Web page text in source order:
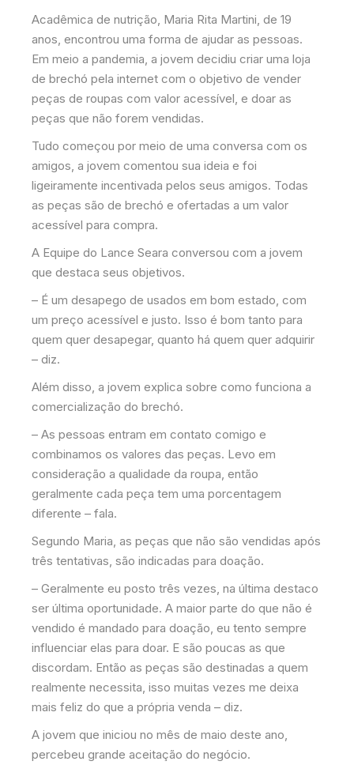
Acadêmica de nutrição, Maria Rita Martini, de 19
anos, encontrou uma forma de ajudar as pessoas.
Em meio a pandemia, a jovem decidiu criar uma loja
de brechó pela internet com o objetivo de vender
peças de roupas com valor acessível, e doar as
peças que não forem vendidas.
Tudo começou por meio de uma conversa com os
amigos, a jovem comentou sua ideia e foi
ligeiramente incentivada pelos seus amigos. Todas
as peças são de brechó e ofertadas a um valor
acessível para compra.
A Equipe do Lance Seara conversou com a jovem
que destaca seus objetivos.
– É um desapego de usados em bom estado, com
um preço acessível e justo. Isso é bom tanto para
quem quer desapegar, quanto há quem quer adquirir
– diz.
Além disso, a jovem explica sobre como funciona a
comercialização do brechó.
– As pessoas entram em contato comigo e
combinamos os valores das peças. Levo em
consideração a qualidade da roupa, então
geralmente cada peça tem uma porcentagem
diferente – fala.
Segundo Maria, as peças que não são vendidas após
três tentativas, são indicadas para doação.
– Geralmente eu posto três vezes, na última destaco
ser última oportunidade. A maior parte do que não é
vendido é mandado para doação, eu tento sempre
influenciar elas para doar. E são poucas as que
discordam. Então as peças são destinadas a quem
realmente necessita, isso muitas vezes me deixa
mais feliz do que a própria venda – diz.
A jovem que iniciou no mês de maio deste ano,
percebeu grande aceitação do negócio.